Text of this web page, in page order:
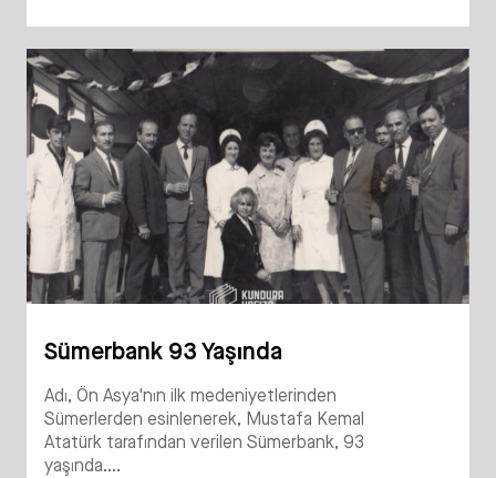
Sümerbank 93 Yaşında
Adı, Ön Asya'nın ilk medeniyetlerinden
Sümerlerden esinlenerek, Mustafa Kemal
Atatürk tarafından verilen Sümerbank, 93
yaşında....